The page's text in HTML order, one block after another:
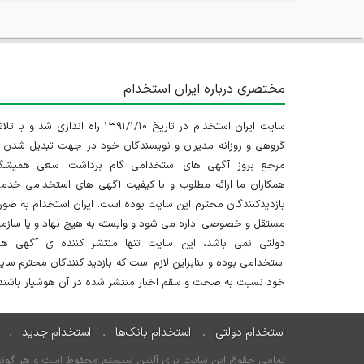
مختصری درباره ایران استخدام
سایت ایران استخدام در تاریخ ۱۳۹۱/۱/۱۰ راه اندازی شد و
گروهی و روزانه مدیران و نویسندگان خود در جهت تبدیل شدن
مرجع بروز آگهی های استخدامی گام برداشت. سعی
همکاران ما ارائه مطلوب و با کیفیت آگهی های استخدامی
بازدیدکنندگان محترم این سایت بوده است. ایران استخدام به
مستقل و خصوصی اداره می شود و وابسته به هیچ نهاد و یا
دولتی نمی باشد، این سایت تنها منتشر کننده ی آگهی
استخدامی بوده و بنابراین لازم است که بازدید کنندگان محترم
خود نسبت به صحت و سقم اخبار منتشر شده در آن هوشیار
استخدام دولتی استخدام بانک‌ها استخدام جدید